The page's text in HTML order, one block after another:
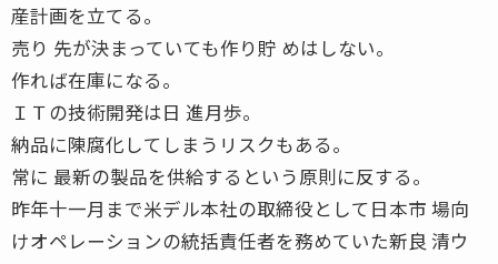
産計画を立てる。
売り 先が決まっていても作り貯 めはしない。
作れば在庫になる。
ＩＴの技術開発は日 進月歩。
納品に陳腐化してしまうリスクもある。
常に 最新の製品を供給するという原則に反する。
昨年十一月まで米デル本社の取締役として日本市 場向
けオペレーションの統括責任者を務めていた新良 清ウ